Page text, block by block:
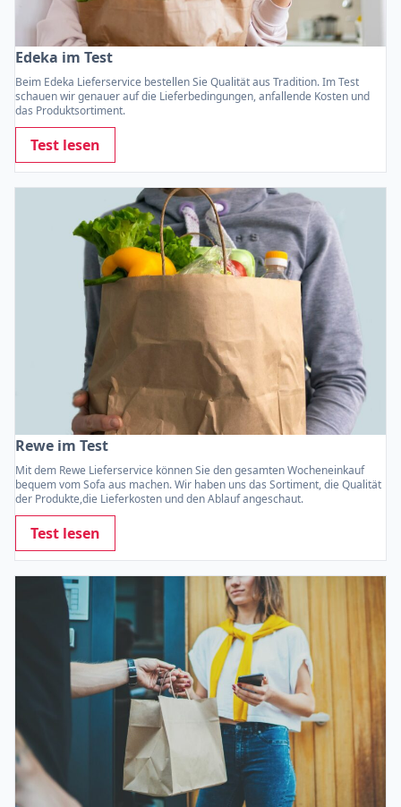
Edeka im Test
Beim Edeka Lieferservice bestellen Sie Qualität aus Tradition. Im Test
schauen wir genauer auf die Lieferbedingungen, anfallende Kosten und
das Produktsortiment.
Test lesen
Rewe im Test
Mit dem Rewe Lieferservice können Sie den gesamten Wocheneinkauf
bequem vom Sofa aus machen. Wir haben uns das Sortiment, die Qualität
der Produkte,die Lieferkosten und den Ablauf angeschaut.
Test lesen